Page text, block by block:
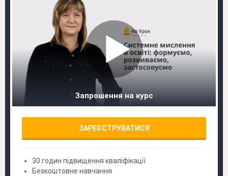
Запрошення на курс
ЗАРЕЄСТРУВАТИСЯ
30 годин підвищення кваліфікації
Безкоштовне навчання